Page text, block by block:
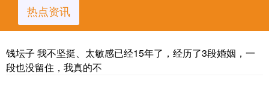
热点资讯
钱坛子 我不坚挺、太敏感已经15年了，经历了3段婚姻，一
段也没留住，我真的不